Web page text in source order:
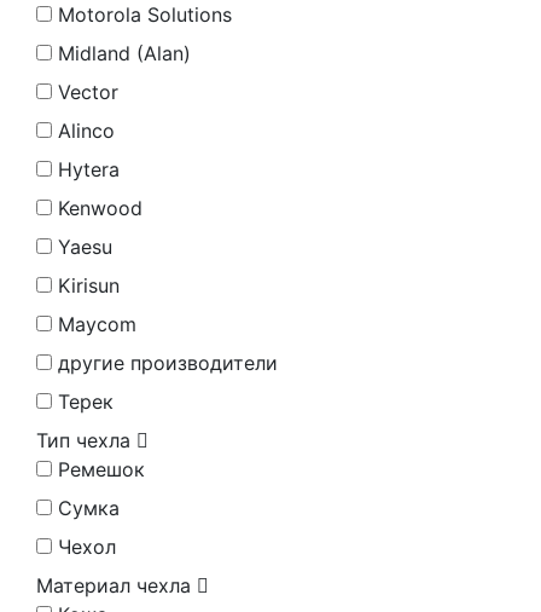
Motorola Solutions
Midland (Alan)
Vector
Alinco
Hytera
Kenwood
Yaesu
Kirisun
Maycom
другие производители
Терек
Тип чехла
Ремешок
Сумка
Чехол
Материал чехла